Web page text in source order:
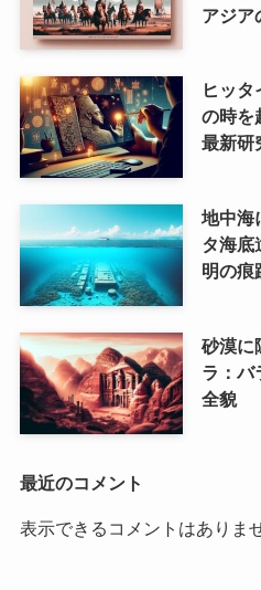
アジア
ヒッ
の時を
最新研
地中海
タ海底
明の痕
砂漠に
ラ：バ
全貌
最近のコメント
表示できるコメントはありま